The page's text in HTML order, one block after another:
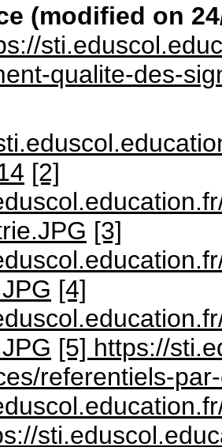
(modified on
qualite-des-
[2]
[3]
[4]
[5] https://
referentiels-